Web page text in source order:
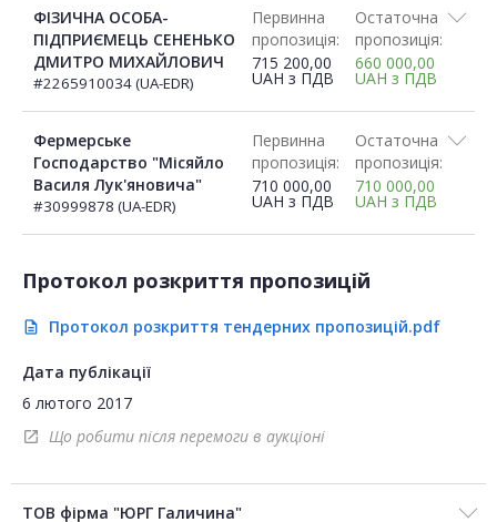
ФІЗИЧНА ОСОБА-
ПІДПРИЄМЕЦЬ СЕНЕНЬКО
ДМИТРО МИХАЙЛОВИЧ
#2265910034 (UA-EDR)
Первинна
пропозиція:
715 200,00
UAH з ПДВ
Остаточна
пропозиція:
660 000,00
UAH з ПДВ
Фермерське
Господарство "Місяйло
Василя Лук'яновича"
#30999878 (UA-EDR)
Первинна
пропозиція:
710 000,00
UAH з ПДВ
Остаточна
пропозиція:
710 000,00
UAH з ПДВ
Протокол розкриття пропозицій
description Протокол розкриття тендерних пропозицій.pdf
Дата публікації
6 лютого 2017
open_in_new Що робити після перемоги в аукціоні
ТОВ фірма "ЮРГ Галичина"